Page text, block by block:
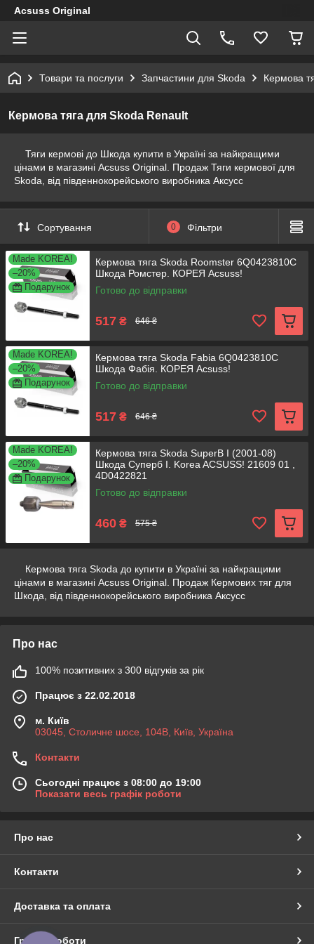
Acsuss Original
Товари та послуги Запчастини для Skoda Кермова
Кермова тяга для Skoda Renault
Тяги кермові до Шкода купити в Україні за найкращими
цінами в магазині Acsuss Original. Продаж Тяги кермової для
Skoda, від південнокорейського виробника Аксусс
Сортування 0 Фільтри
Made KOREA!
–20%
Подарунок
Кермова тяга Skoda Roomster 6Q0423810C
Шкода Ромстер. КОРЕЯ Acsuss!
Готово до відправки
517 ₴ 646 ₴
Made KOREA!
–20%
Подарунок
Кермова тяга Skoda Fabia 6Q0423810C
Шкода Фабія. КОРЕЯ Acsuss!
Готово до відправки
517 ₴ 646 ₴
Made KOREA!
–20%
Подарунок
Кермова тяга Skoda SuperB I (2001-08)
Шкода Суперб I. Korea ACSUSS! 21609 01 ,
4D0422821
Готово до відправки
460 ₴ 575 ₴
Кермова тяга Skoda до купити в Україні за найкращими
цінами в магазині Acsuss Original. Продаж Кермових тяг для
Шкода, від південнокорейського виробника Аксусс
Про нас
100% позитивних з 300 відгуків за рік
Працює з 22.02.2018
м. Київ
03045, Столичне шосе, 104B, Київ, Україна
Контакти
Сьогодні працює з 08:00 до 19:00
Показати весь графік роботи
Про нас
Контакти
Доставка та оплата
Графік роботи